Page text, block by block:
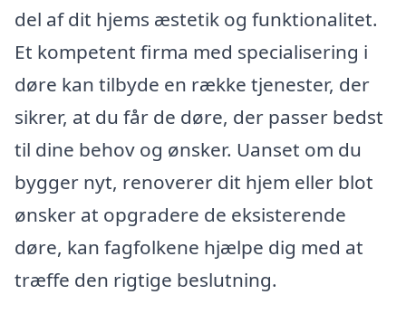
del af dit hjems æstetik og funktionalitet.
Et kompetent firma med specialisering i
døre kan tilbyde en række tjenester, der
sikrer, at du får de døre, der passer bedst
til dine behov og ønsker. Uanset om du
bygger nyt, renoverer dit hjem eller blot
ønsker at opgradere de eksisterende
døre, kan fagfolkene hjælpe dig med at
træffe den rigtige beslutning.